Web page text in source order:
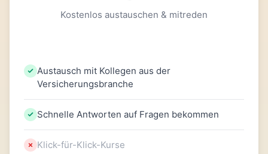
Kostenlos austauschen & mitreden
Austausch mit Kollegen aus der
Versicherungsbranche
Schnelle Antworten auf Fragen bekommen
Klick-für-Klick-Kurse